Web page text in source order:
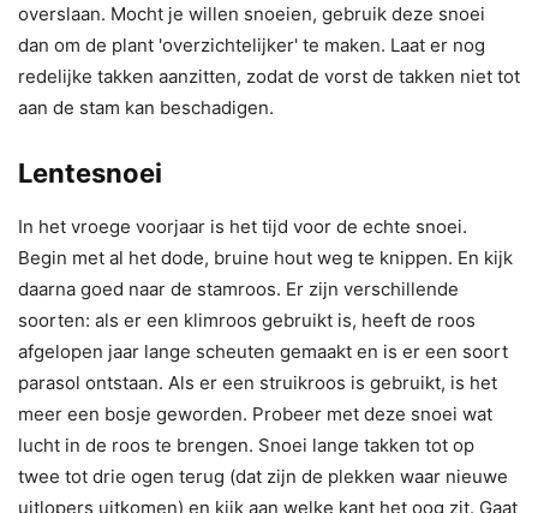
overslaan. Mocht je willen snoeien, gebruik deze snoei
dan om de plant 'overzichtelijker' te maken. Laat er nog
redelijke takken aanzitten, zodat de vorst de takken niet tot
aan de stam kan beschadigen.
Lentesnoei
In het vroege voorjaar is het tijd voor de echte snoei.
Begin met al het dode, bruine hout weg te knippen. En kijk
daarna goed naar de stamroos. Er zijn verschillende
soorten: als er een klimroos gebruikt is, heeft de roos
afgelopen jaar lange scheuten gemaakt en is er een soort
parasol ontstaan. Als er een struikroos is gebruikt, is het
meer een bosje geworden. Probeer met deze snoei wat
lucht in de roos te brengen. Snoei lange takken tot op
twee tot drie ogen terug (dat zijn de plekken waar nieuwe
uitlopers uitkomen) en kijk aan welke kant het oog zit. Gaat